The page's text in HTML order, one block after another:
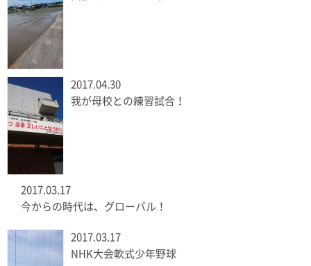
2017.04.30
我が母校との練習試合！
2017.03.17
今からの時代は、グローバル！
2017.03.17
NHK大会軟式少年野球